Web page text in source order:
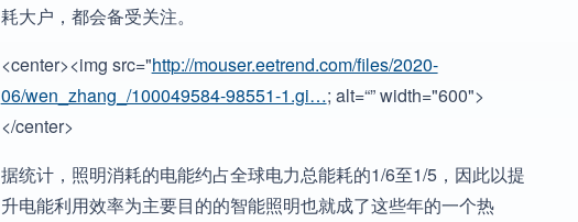
耗大户，都会备受关注。
<center><img src="http://mouser.eetrend.com/files/2020-
06/wen_zhang_/100049584-98551-1.gi…; alt=“” width="600">
</center>
据统计，照明消耗的电能约占全球电力总能耗的1/6至1/5，因此以提
升电能利用效率为主要目的的智能照明也就成了这些年的一个热